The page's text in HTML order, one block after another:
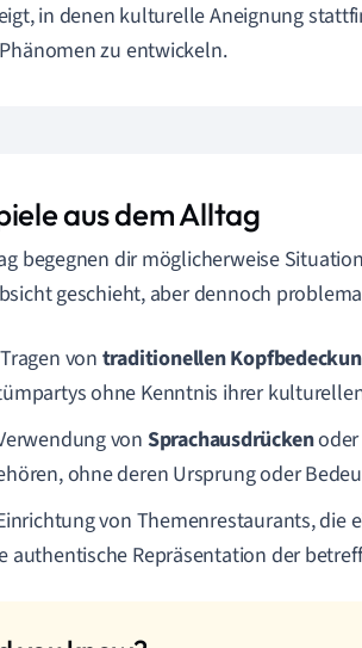
in denen kulturelle Aneignung
zu entwickeln.
aus dem Alltag
begegnen dir möglicherweise
geschieht, aber dennoch
von traditionellen
ohne Kenntnis ihrer
von Sprachausdrückenoder
ohne deren Ursprung oder
von Themenrestaurants, die
authentische Repräsentation der